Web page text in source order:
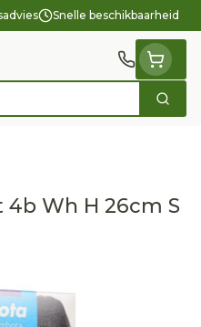
Snelle beschikbaarheid
Zoek
Wh H 26cm S